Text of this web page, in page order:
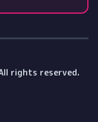
rights reserved.